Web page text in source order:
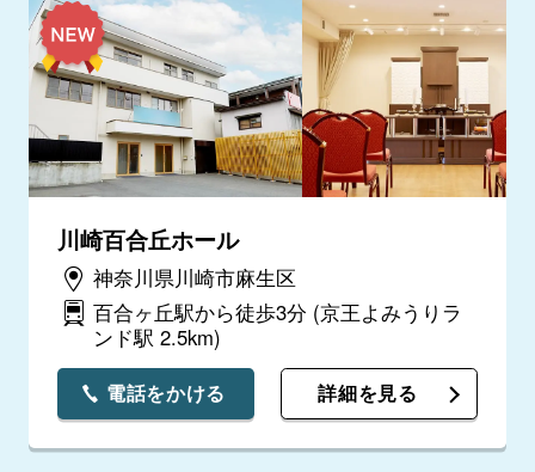
川崎百合丘ホール
神奈川県川崎市麻生区
百合ヶ丘駅から徒歩3分 (京王よみうりラ
ンド駅 2.5km)
電話をかける 詳細を見る